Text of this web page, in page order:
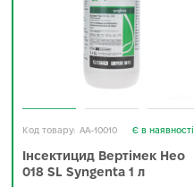
AA-10010 Є в наявності
Інсектицид Вертімек Нео
018 SL Syngenta 1 л